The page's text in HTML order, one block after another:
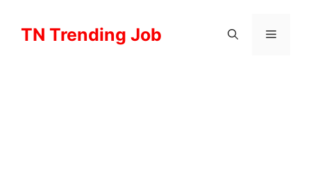
contentTN Trending Job Menu